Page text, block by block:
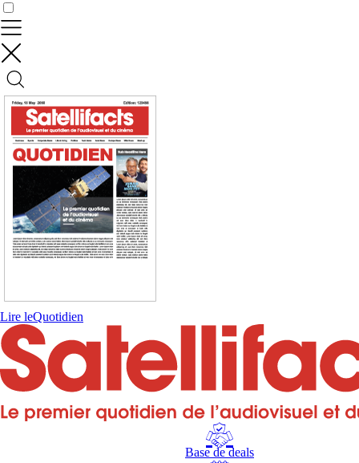
Lire leQuotidien
Base de deals
Contrôler vos données